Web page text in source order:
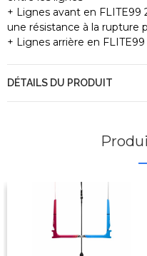
+ Lignes avant en FLITE99
une résistance à la rupture
+ Lignes arrière en
DÉTAILS DU PRODUIT